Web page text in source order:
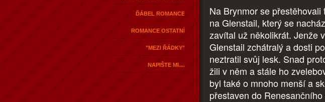
ĎÁBEL ROMANCE
ROMANCE OSTATNÍ
"MEZI ŘÁDKY"
NAPIŠTE MI....
Na Brynmor se
na Glenstail, který se
zavítal už několikrát. Jenže
Glenstail zchátralý a dosti
neztratil svůj lesk. Snad
žili v něm a stále ho
byl také o mnoho menší a
přestaven do Renesančního